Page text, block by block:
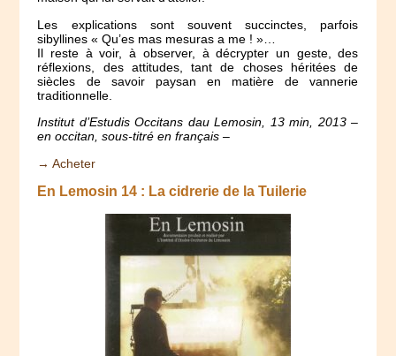
Les explications sont souvent succinctes, parfois
sibyllines « Qu’es mas mesuras a me ! »…
Il reste à voir, à observer, à décrypter un geste, des
réflexions, des attitudes, tant de choses héritées de
siècles de savoir paysan en matière de vannerie
traditionnelle.
Institut d’Estudis Occitans dau Lemosin, 13 min, 2013 –
en occitan, sous-titré en français –
→ Acheter
En Lemosin 14 : La cidrerie de la Tuilerie